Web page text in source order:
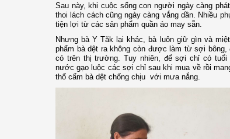
Sau này, khi cuộc sống con người ngày càng
thoi lách cách cũng ngày càng vắng dần. Nhiều
tiện lợi từ các sản phẩm quần áo may sẵn.
Nhưng bà Y Tăk lại khác, bà luôn giữ gìn và
phẩm bà dệt ra không còn được làm từ sợi
có trên thị trường. Tuy nhiên, để sợi chỉ có
nước gạo luộc các sợi chỉ sau khi mua về rồi
thổ cẩm bà dệt chống chịu với mưa nắng.